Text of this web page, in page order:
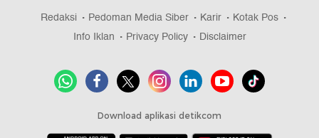
Redaksi Pedoman Media Siber Karir
Kotak Pos
Info Iklan
Privacy Policy Disclaimer
Download aplikasi detikcom